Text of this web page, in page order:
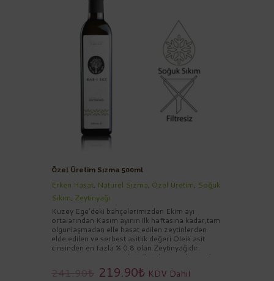
Özel Üretim Sızma 500ml
Erken Hasat, Naturel Sızma, Özel Üretim, Soğuk
Sıkım, Zeytinyağı
Kuzey Ege’deki bahçelerimizden Ekim ayı
ortalarından Kasım ayının ilk haftasına kadar,tam
olgunlaşmadan elle hasat edilen zeytinlerden
elde edilen ve serbest asitlik değeri Oleik asit
cinsinden en fazla % 0.8 olan Zeytinyağıdır.
Nefaseti, aroması ve doğallığı ile sofralarınızda
salata dahil olmak üzere tüm yemeklerinizde
kullanılabilir. 0,5 Litre cam şişe ambalajda
241.90₺ 219.90₺ KDV Dahil